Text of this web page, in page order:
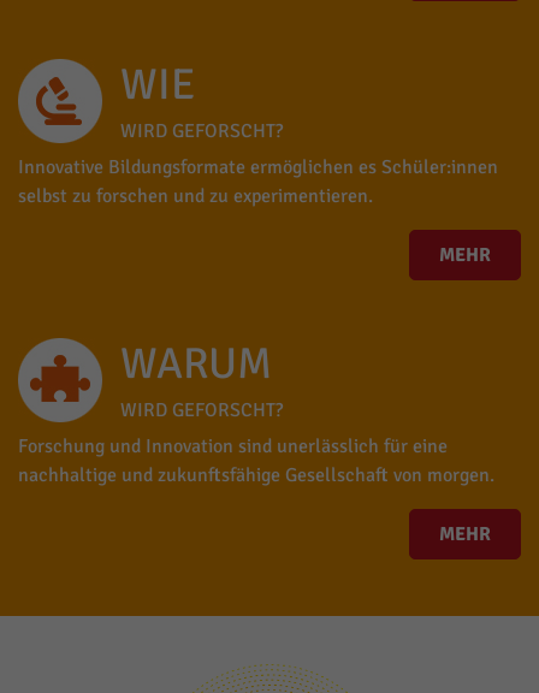
WIE
WIRD GEFORSCHT?
Innovative Bildungsformate ermöglichen es Schüler:innen
selbst zu forschen und zu experimentieren.
MEHR
WARUM
WIRD GEFORSCHT?
Forschung und Innovation sind unerlässlich für eine
nachhaltige und zukunftsfähige Gesellschaft von morgen.
MEHR